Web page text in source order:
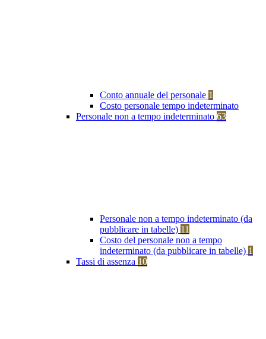
Conto annuale del personale 1
Costo personale tempo indeterminato
Personale non a tempo indeterminato 63
Personale non a tempo indeterminato (da
pubblicare in tabelle) 11
Costo del personale non a tempo
indeterminato (da pubblicare in tabelle) 1
Tassi di assenza 10